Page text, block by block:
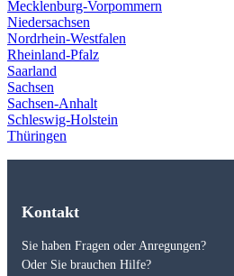
Mecklenburg-Vorpommern
Niedersachsen
Nordrhein-Westfalen
Rheinland-Pfalz
Saarland
Sachsen
Sachsen-Anhalt
Schleswig-Holstein
Thüringen
Kontakt
Sie haben Fragen oder Anregungen?
Oder Sie brauchen Hilfe?